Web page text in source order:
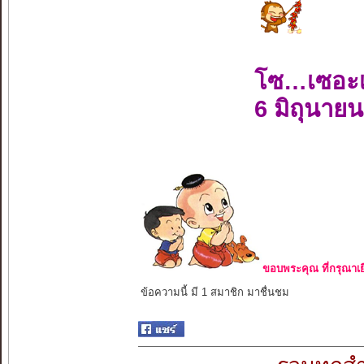
โซ…เซอะ
6 มิถุนาย
ขอบพระคุณ ที่กรุณาเ
ข้อความนี้ มี 1 สมาชิก มาชื่นชม